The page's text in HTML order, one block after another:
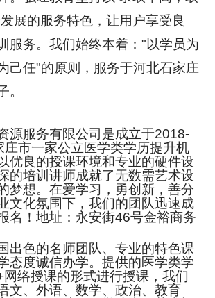
展的服务特色，让用户享受良
服务。我们始终本着："以学员为
己任"的原则，服务于河北石家庄
。
源服务有限公司是成立于2018-
庄市一家公立医学类学历提升机
优良的授课环境和专业的硬件设
的培训讲师成就了无数需艺术设
梦想。在爱学习，勇创新，善分
文化氛围下，我们的团队迅速成
名！地址：永安街46号金裕商务
出色的名师团队、专业的特色课
态度诚信办学。提供的医学类学
网络授课的形式进行授课，我们
文、外语、数学、政治、教育